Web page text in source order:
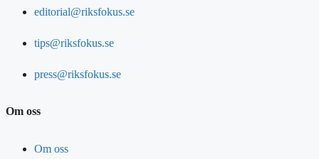
editorial@riksfokus.se
tips@riksfokus.se
press@riksfokus.se
Om oss
Om oss